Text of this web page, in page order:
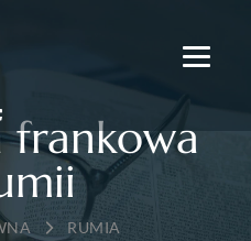
frankowa
→ RUMIA